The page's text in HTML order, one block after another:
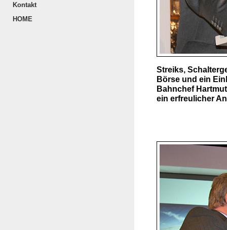
Kontakt
HOME
Streiks,
Börse und ein
Bahnchef
ein erfreulicher